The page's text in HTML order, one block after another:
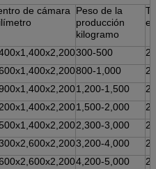
de cámara
Peso de la
producción
kilogramo
300-500
800-1,000
1,200-1,500
1,500-2,000
2,300-3,000
3,200-4,000
4,200-5,000